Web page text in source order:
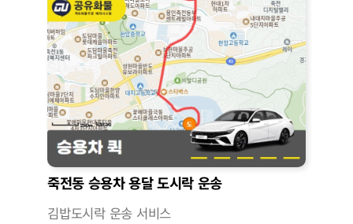
죽전동 승용차 용달 도시락 운송
김밥도시락 운송 서비스